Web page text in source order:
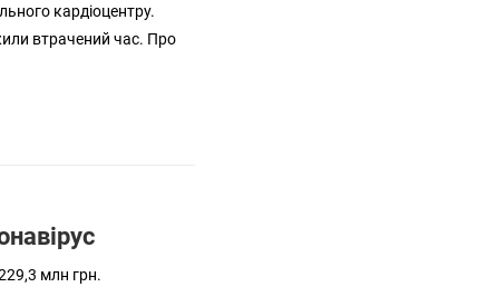
кардіоцентру.
втрачений час. Про
млн грн.